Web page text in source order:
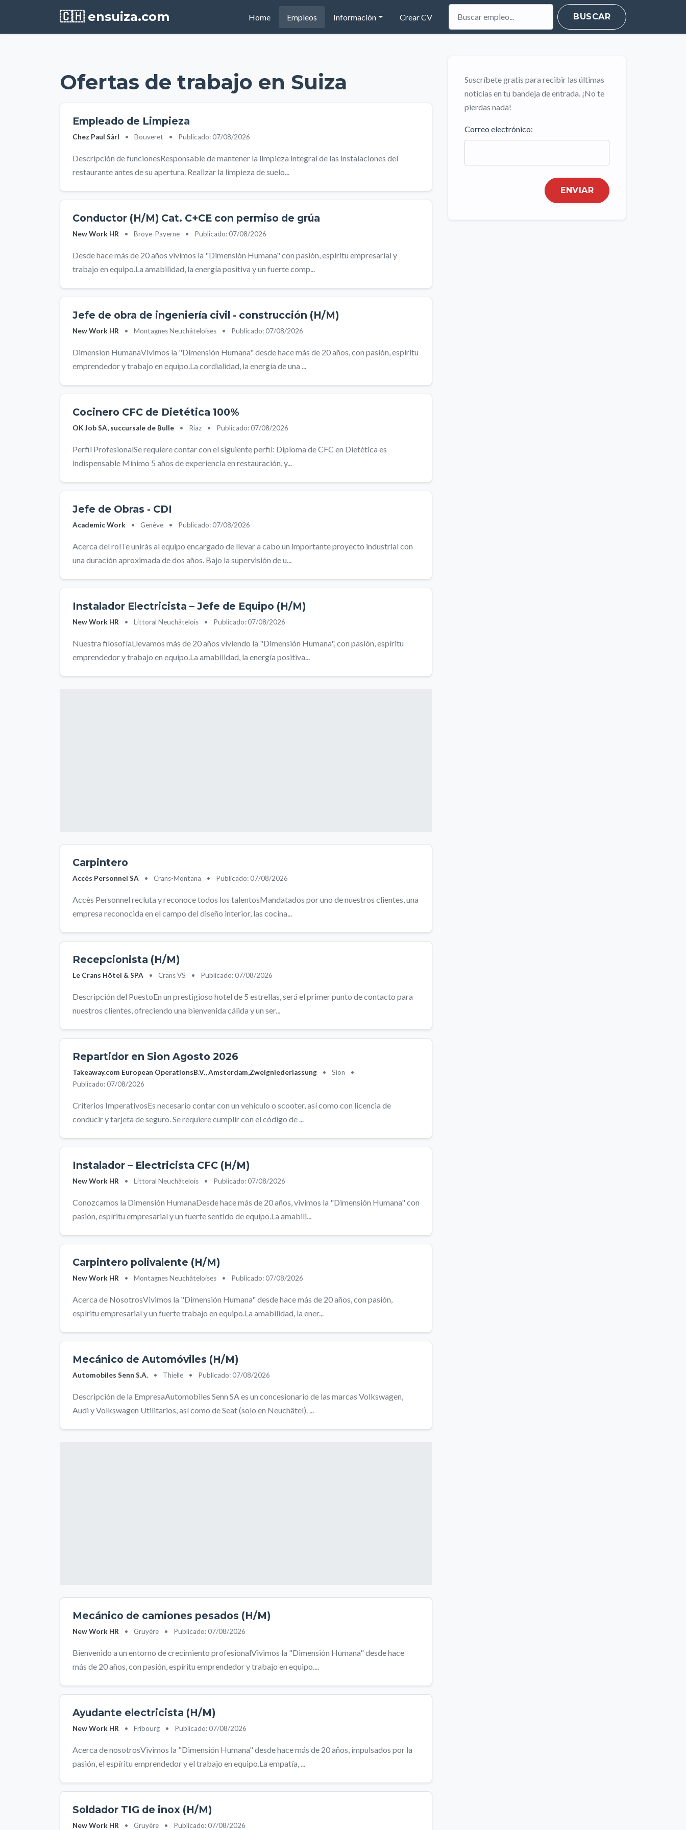
🇨🇭 ensuiza.com Home(current)Empleos Información Crear CV BUSCAR
Ofertas de trabajo en Suiza
Empleado de Limpieza
Chez Paul Sàrl • Bouveret • Publicado: 07/08/2026
Descripción de funcionesResponsable de mantener la limpieza integral de las instalaciones del
restaurante antes de su apertura. Realizar la limpieza de suelo...
Conductor (H/M) Cat. C+CE con permiso de grúa
New Work HR • Broye-Payerne • Publicado: 07/08/2026
Desde hace más de 20 años vivimos la "Dimensión Humana" con pasión, espíritu empresarial y
trabajo en equipo.La amabilidad, la energía positiva y un fuerte comp...
Jefe de obra de ingeniería civil - construcción (H/M)
New Work HR • Montagnes Neuchâteloises • Publicado: 07/08/2026
Dimension HumanaVivimos la "Dimensión Humana" desde hace más de 20 años, con pasión, espíritu
emprendedor y trabajo en equipo.La cordialidad, la energía de una ...
Cocinero CFC de Dietética 100%
OK Job SA, succursale de Bulle • Riaz • Publicado: 07/08/2026
Perfil ProfesionalSe requiere contar con el siguiente perfil: Diploma de CFC en Dietética es
indispensable Mínimo 5 años de experiencia en restauración, y...
Jefe de Obras - CDI
Academic Work • Genève • Publicado: 07/08/2026
Acerca del rolTe unirás al equipo encargado de llevar a cabo un importante proyecto industrial con
una duración aproximada de dos años. Bajo la supervisión de u...
Instalador Electricista – Jefe de Equipo (H/M)
New Work HR • Littoral Neuchâtelois • Publicado: 07/08/2026
Nuestra filosofíaLlevamos más de 20 años viviendo la "Dimensión Humana", con pasión, espíritu
emprendedor y trabajo en equipo.La amabilidad, la energía positiva...
Carpintero
Accès Personnel SA • Crans-Montana • Publicado: 07/08/2026
Accès Personnel recluta y reconoce todos los talentosMandatados por uno de nuestros clientes, una
empresa reconocida en el campo del diseño interior, las cocina...
Recepcionista (H/M)
Le Crans Hôtel & SPA • Crans VS • Publicado: 07/08/2026
Descripción del PuestoEn un prestigioso hotel de 5 estrellas, será el primer punto de contacto para
nuestros clientes, ofreciendo una bienvenida cálida y un ser...
Repartidor en Sion Agosto 2026
Takeaway.com European OperationsB.V., Amsterdam,Zweigniederlassung • Sion
•
Publicado: 07/08/2026
Criterios ImperativosEs necesario contar con un vehículo o scooter, así como con licencia de
conducir y tarjeta de seguro. Se requiere cumplir con el código de ...
Instalador – Electricista CFC (H/M)
New Work HR • Littoral Neuchâtelois • Publicado: 07/08/2026
Conozcamos la Dimensión HumanaDesde hace más de 20 años, vivimos la "Dimensión Humana" con
pasión, espíritu empresarial y un fuerte sentido de equipo.La amabili...
Carpintero polivalente (H/M)
New Work HR • Montagnes Neuchâteloises • Publicado: 07/08/2026
Acerca de NosotrosVivimos la "Dimensión Humana" desde hace más de 20 años, con pasión,
espíritu empresarial y un fuerte trabajo en equipo.La amabilidad, la ener...
Mecánico de Automóviles (H/M)
Automobiles Senn S.A. • Thielle • Publicado: 07/08/2026
Descripción de la EmpresaAutomobiles Senn SA es un concesionario de las marcas Volkswagen,
Audi y Volkswagen Utilitarios, así como de Seat (solo en Neuchâtel). ...
Mecánico de camiones pesados (H/M)
New Work HR • Gruyère • Publicado: 07/08/2026
Bienvenido a un entorno de crecimiento profesionalVivimos la "Dimensión Humana" desde hace
más de 20 años, con pasión, espíritu emprendedor y trabajo en equipo....
Ayudante electricista (H/M)
New Work HR • Fribourg • Publicado: 07/08/2026
Acerca de nosotrosVivimos la "Dimensión Humana" desde hace más de 20 años, impulsados por la
pasión, el espíritu emprendedor y el trabajo en equipo.La empatía, ...
Soldador TIG de inox (H/M)
New Work HR • Gruyère • Publicado: 07/08/2026
Suscríbete gratis para recibir las últimas
noticias en tu bandeja de entrada. ¡No te
pierdas nada!
Correo electrónico:
ENVIAR